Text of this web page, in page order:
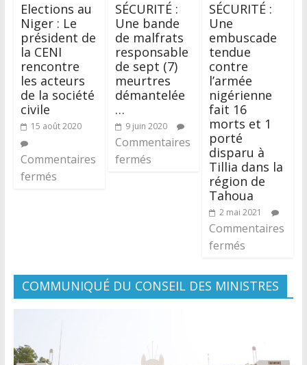
Elections au
Niger : Le
président de
la CENI
rencontre
les acteurs
de la société
civile
15 août 2020
Commentaires
fermés
SÉCURITÉ :
Une bande
de malfrats
responsable
de sept (7)
meurtres
démantelée
…
9 juin 2020
Commentaires
fermés
SÉCURITÉ :
Une
embuscade
tendue
contre
l’armée
nigérienne
fait 16
morts et 1
porté
disparu à
Tillia dans la
région de
Tahoua
2 mai 2021
Commentaires
fermés
COMMUNIQUÉ DU CONSEIL DES MINISTRES